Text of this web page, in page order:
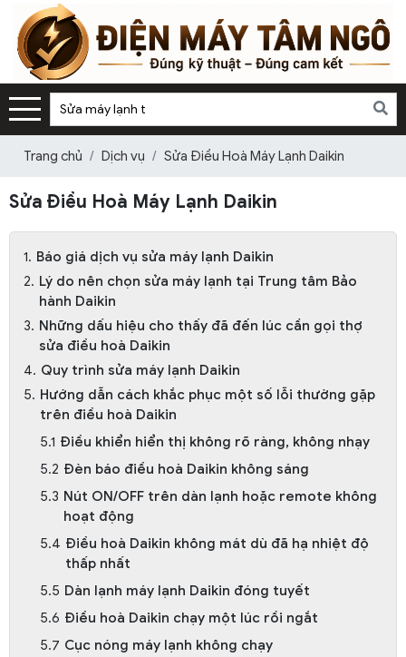
Trang chủ Dịch vụ Sửa Điều Hoà Máy Lạnh Daikin
Sửa Điều Hoà Máy Lạnh Daikin
Báo giá dịch vụ sửa máy lạnh Daikin
Lý do nên chọn sửa máy lạnh tại Trung tâm Bảo
hành Daikin
Những dấu hiệu cho thấy đã đến lúc cần gọi thợ
sửa điều hoà Daikin
Quy trình sửa máy lạnh Daikin
Hướng dẫn cách khắc phục một số lỗi thường gặp
trên điều hoà Daikin
Điều khiển hiển thị không rõ ràng, không nhạy
Đèn báo điều hoà Daikin không sáng
Nút ON/OFF trên dàn lạnh hoặc remote không
hoạt động
Điều hoà Daikin không mát dù đã hạ nhiệt độ
thấp nhất
Dàn lạnh máy lạnh Daikin đóng tuyết
Điều hoà Daikin chạy một lúc rồi ngắt
Cục nóng máy lạnh không chạy